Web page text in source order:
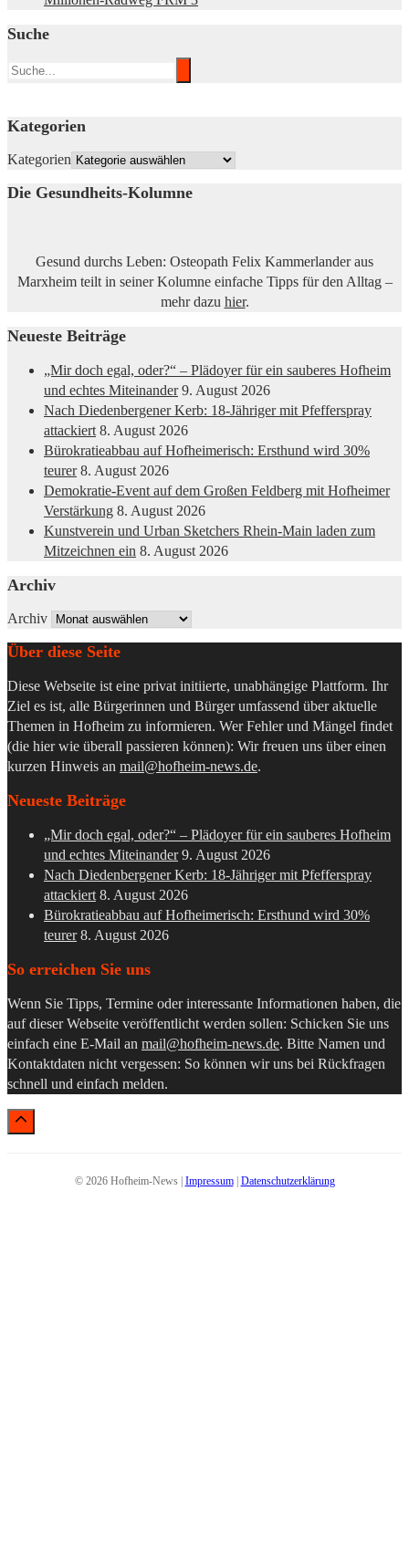
Suche
Kategorien
Kategorien
Die Gesundheits-Kolumne
Gesund durchs Leben: Osteopath Felix Kammerlander aus
Marxheim teilt in seiner Kolumne einfache Tipps für den Alltag –
mehr dazu hier.
Neueste Beiträge
„Mir doch egal, oder?“ – Plädoyer für ein sauberes Hofheim
und echtes Miteinander 9. August 2026
Nach Diedenbergener Kerb: 18-Jähriger mit Pfefferspray
attackiert 8. August 2026
Bürokratieabbau auf Hofheimerisch: Ersthund wird 30%
teurer 8. August 2026
Demokratie-Event auf dem Großen Feldberg mit Hofheimer
Verstärkung 8. August 2026
Kunstverein und Urban Sketchers Rhein-Main laden zum
Mitzeichnen ein 8. August 2026
Archiv
Archiv
Über diese Seite
Diese Webseite ist eine privat initiierte, unabhängige Plattform. Ihr
Ziel es ist, alle Bürgerinnen und Bürger umfassend über aktuelle
Themen in Hofheim zu informieren. Wer Fehler und Mängel findet
(die hier wie überall passieren können): Wir freuen uns über einen
kurzen Hinweis an mail@hofheim-news.de.
Neueste Beiträge
„Mir doch egal, oder?“ – Plädoyer für ein sauberes Hofheim
und echtes Miteinander 9. August 2026
Nach Diedenbergener Kerb: 18-Jähriger mit Pfefferspray
attackiert 8. August 2026
Bürokratieabbau auf Hofheimerisch: Ersthund wird 30%
teurer 8. August 2026
So erreichen Sie uns
Wenn Sie Tipps, Termine oder interessante Informationen haben, die
auf dieser Webseite veröffentlicht werden sollen: Schicken Sie uns
einfach eine E-Mail an mail@hofheim-news.de. Bitte Namen und
Kontaktdaten nicht vergessen: So können wir uns bei Rückfragen
schnell und einfach melden.
© 2026 Hofheim-News | Impressum| Datenschutzerklärung